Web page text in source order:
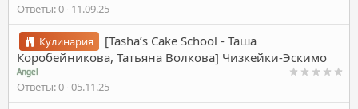
Ответы 0 11.09.25
Кулинария
[Tasha’s Cake School - Таша
Коробейникова, Татьяна Волкова] Чизкейки-Эскимо
Angel
Ответы 0 05.11.25